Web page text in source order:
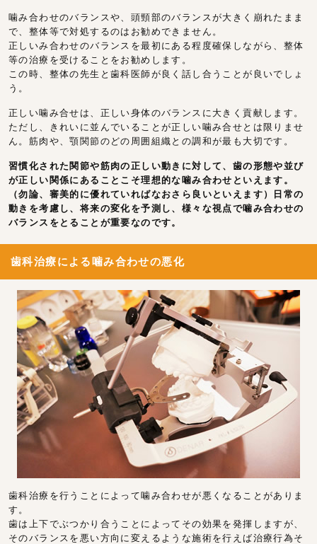
噛み合わせのバランスや、頭頸部のバランスが大きく崩れたまま
で、整体等で対処するのはお勧めできません。
正しいみ合わせのバランスを最初にある程度確保しながら、整体
等の治療を受けることをお勧めします。
この時、整体の先生と歯科医師が良く話し合うことが良いでしょ
う。
正しい噛み合せは、正しい身体のバランスに大きく貢献します。
ただし、きれいに並んでいることが正しい噛み合せとは限りませ
ん。筋肉や、顎関節のどの周囲組織との調和が最も大切です。
習慣化された関節や筋肉の正しい動きに対して、歯の形態や並び
が正しい関係にあることこそ理想的な噛み合わせといえます。
（勿論、審美的に優れていればなおさら良いといえます）日常の
動きを考慮し、将来の変化を予測し、様々な視点で噛み合わせの
バランスをとることが重要なのです。
歯科治療による噛み合わせの悪化
歯科治療を行うことによって噛み合わせが悪くなることがありま
す。
歯は上下でぶつかり合うことによってその効果を発揮しますが、
そのバランスを悪い方向に変えるような施術を行えば治療行為そ